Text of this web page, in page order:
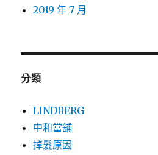
2019 年 7 月
分類
LINDBERG
中和當舖
掉髮原因